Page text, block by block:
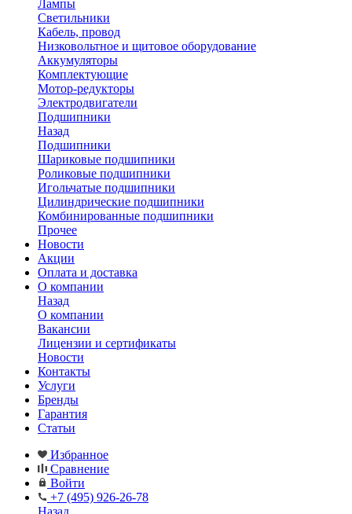
Лампы
Светильники
Кабель, провод
Низковольтное и щитовое оборудование
Аккумуляторы
Комплектующие
Мотор-редукторы
Электродвигатели
Подшипники
Назад
Подшипники
Шариковые подшипники
Роликовые подшипники
Игольчатые подшипники
Цилиндрические подшипники
Комбинированные подшипники
Прочее
Новости
Акции
Оплата и доставка
О компании
Назад
О компании
Вакансии
Лицензии и сертификаты
Новости
Контакты
Услуги
Бренды
Гарантия
Статьи
Избранное
Сравнение
Войти
+7 (495) 926-26-78
Назад